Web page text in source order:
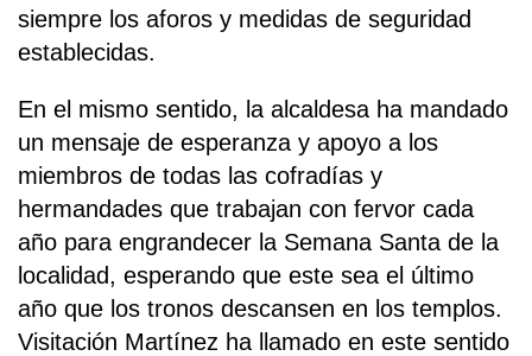
siempre los aforos y medidas de seguridad
establecidas.
En el mismo sentido, la alcaldesa ha mandado
un mensaje de esperanza y apoyo a los
miembros de todas las cofradías y
hermandades que trabajan con fervor cada
año para engrandecer la Semana Santa de la
localidad, esperando que este sea el último
año que los tronos descansen en los templos.
Visitación Martínez ha llamado en este sentido